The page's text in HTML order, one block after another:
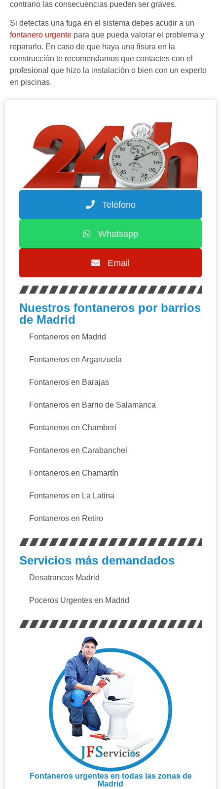
contrario las consecuencias pueden ser graves.
Si detectas una fuga en el sistema debes acudir a un
fontanero urgente para que pueda valorar el problema y
repararlo. En caso de que haya una fisura en la
construcción te recomendamos que contactes con el
profesional que hizo la instalación o bien con un experto
en piscinas.
Teléfono
Whatsapp
Email
Nuestros fontaneros por barrios
de Madrid
Fontaneros en Madrid
Fontaneros en Arganzuela
Fontaneros en Barajas
Fontaneros en Barrio de Salamanca
Fontaneros en Chamberí
Fontaneros en Carabanchel
Fontaneros en Chamartín
Fontaneros en La Latina
Fontaneros en Retiro
Servicios más demandados
Desatrancos Madrid
Poceros Urgentes en Madrid
Fontaneros urgentes en todas las zonas de
Madrid